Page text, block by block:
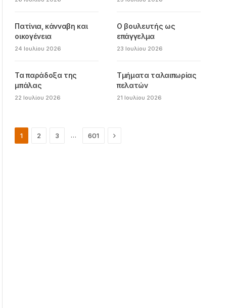
Πατίνια, κάνναβη και
οικογένεια
24 Ιουλίου 2026
Ο βουλευτής ως
επάγγελμα
23 Ιουλίου 2026
Τα παράδοξα της
μπάλας
22 Ιουλίου 2026
Τμήματα ταλαιπωρίας
πελατών
21 Ιουλίου 2026
1 2 3 … 601 Next